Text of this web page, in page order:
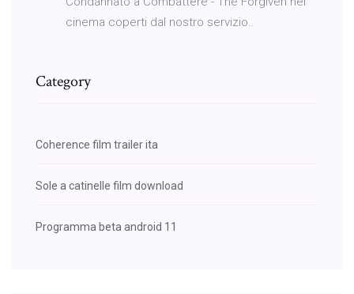
cinema coperti dal nostro servizio..
Category
Coherence film trailer ita
Sole a catinelle film download
Programma beta android 11